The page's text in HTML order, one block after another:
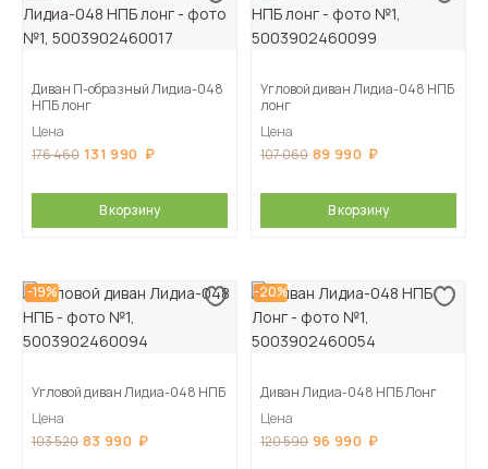
Диван П-образный Лидиа-048
НПБ лонг
Цена
176 460 131 990
В корзину
Угловой диван Лидиа-048 НПБ
лонг
Цена
107 060 89 990
В корзину
-19%
Угловой диван Лидиа-048 НПБ
Цена
103 520 83 990
-20%
Диван Лидиа-048 НПБ Лонг
Цена
120 590 96 990